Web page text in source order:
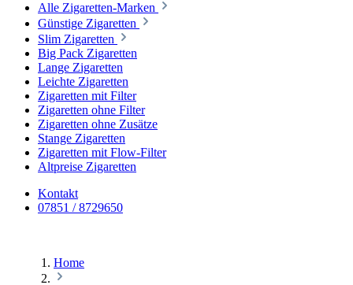
Alle Zigaretten-Marken
Günstige Zigaretten
Slim Zigaretten
Big Pack Zigaretten
Lange Zigaretten
Leichte Zigaretten
Zigaretten mit Filter
Zigaretten ohne Filter
Zigaretten ohne Zusätze
Stange Zigaretten
Zigaretten mit Flow-Filter
Altpreise Zigaretten
Kontakt
07851 / 8729650
Home